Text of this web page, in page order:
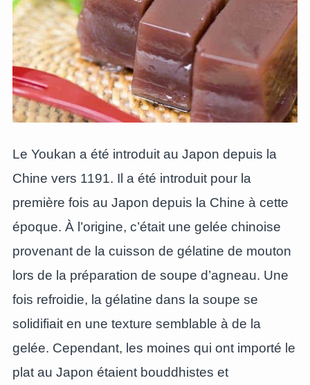
Le Youkan a été introduit au Japon depuis la
Chine vers 1191. Il a été introduit pour la
première fois au Japon depuis la Chine à cette
époque. À l’origine, c’était une gelée chinoise
provenant de la cuisson de gélatine de mouton
lors de la préparation de soupe d’agneau. Une
fois refroidie, la gélatine dans la soupe se
solidifiait en une texture semblable à de la
gelée. Cependant, les moines qui ont importé le
plat au Japon étaient bouddhistes et